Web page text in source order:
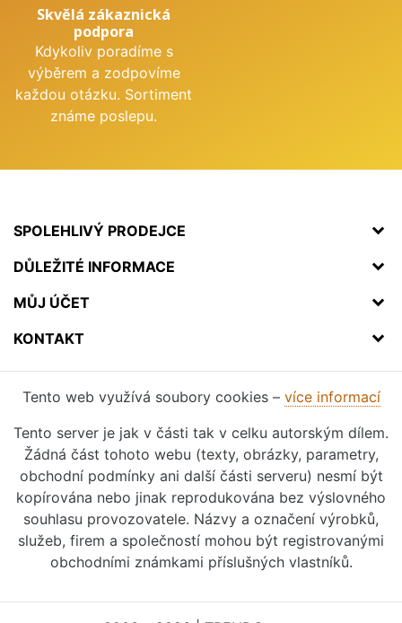
Skvělá zákaznická
podpora
Kdykoliv poradíme s
výběrem a zodpovíme
každou otázku. Sortiment
známe poslepu.
SPOLEHLIVÝ PRODEJCE
DŮLEŽITÉ INFORMACE
MŮJ ÚČET
KONTAKT
Tento web využívá soubory cookies – více informací
Tento server je jak v části tak v celku autorským dílem.
Žádná část tohoto webu (texty, obrázky, parametry,
obchodní podmínky ani další části serveru) nesmí být
kopírována nebo jinak reprodukována bez výslovného
souhlasu provozovatele. Názvy a označení výrobků,
služeb, firem a společností mohou být registrovanými
obchodními známkami příslušných vlastníků.